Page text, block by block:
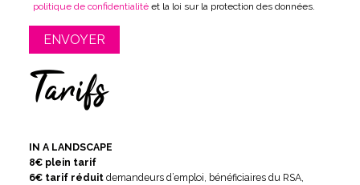
politique de confidentialitéet la loi sur la protection des données.
Tarifs
IN A LANDSCAPE
8€ plein tarif
6€ tarif réduit demandeurs d’emploi, bénéficiaires du RSA,